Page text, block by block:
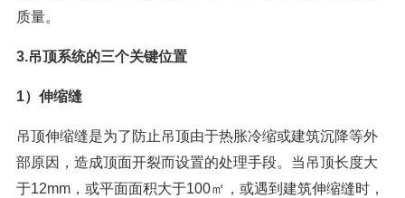
质量。
3.吊顶系统的三个关键位置
1）伸缩缝
吊顶伸缩缝是为了防止吊顶由于热胀冷缩或建筑沉降等外
部原因，造成顶面开裂而设置的处理手段。当吊顶长度大
于12mm，或平面面积大于100㎡，或遇到建筑伸缩缝时，